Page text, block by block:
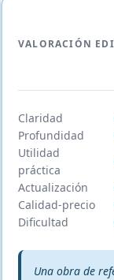
VALORACIÓN
Claridad
Profundidad
Utilidad
práctica
Actualización
Calidad-precio
Dificultad
Veredicto
Una obra de